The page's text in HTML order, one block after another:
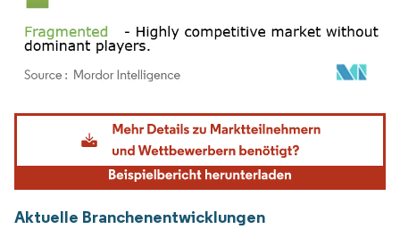
Bild © Mordor Intelligence. Wiederverwendung erfordert Namensnennung gemäß
Aktuelle Branchenentwicklungen